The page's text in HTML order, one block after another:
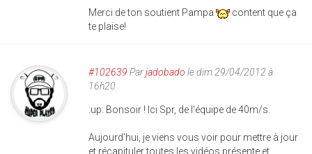
Merci de ton soutient Pampa
content que ça
te plaise!
#102639 Parjadobado le dim 29/04/2012 à
16h20
:up: Bonsoir ! Ici Spr, de l'équipe de 40m/s.
Aujourd'hui, je viens vous voir pour mettre à jour
et récapituler toutes les vidéos présente et